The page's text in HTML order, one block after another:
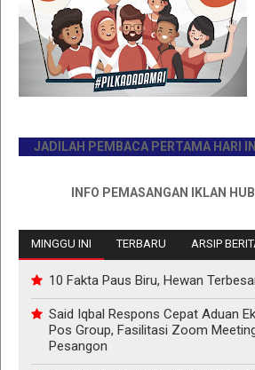
JADILAH PEMBACA PERTAMA HARI INI
INFO PEMASANGAN IKLAN HUB :
MINGGU INI TERBARU ARSIP
10 Fakta Paus Biru, Hewan
Said Iqbal Respons Cepat Aduan
Pos Group, Fasilitasi Zoom
Pesangon